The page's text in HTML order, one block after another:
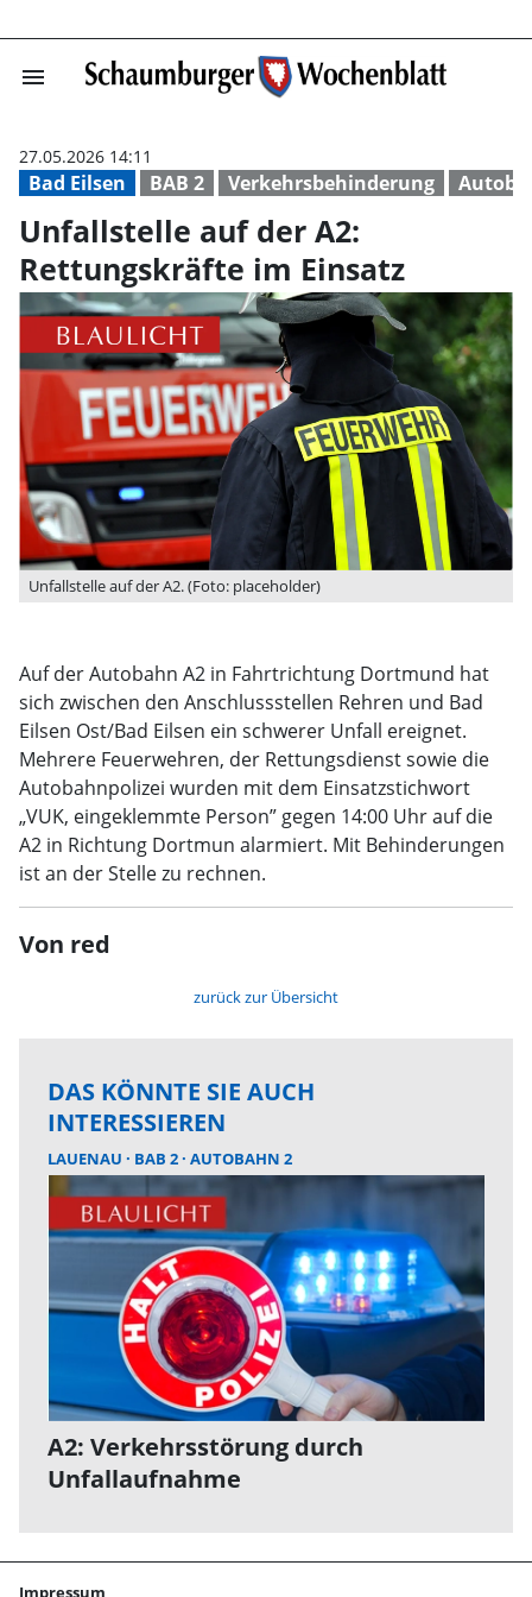
menu Unfallstelle auf
Bad Eilsen BAB 2 Verkehrsbehinderung
27.05.2026 14:11
Unfallstelle auf der A2:
Rettungskräfte im Einsatz
Unfallstelle auf der A2. (Foto: placeholder)
Auf der Autobahn A2 in Fahrtrichtung Dortmund hat
sich zwischen den Anschlussstellen Rehren und Bad
Eilsen Ost/Bad Eilsen ein schwerer Unfall ereignet.
Mehrere Feuerwehren, der Rettungsdienst sowie die
Autobahnpolizei wurden mit dem Einsatzstichwort
„VUK, eingeklemmte Person” gegen 14:00 Uhr auf die
A2 in Richtung Dortmun alarmiert. Mit Behinderungen
ist an der Stelle zu rechnen.
Von red
zurück zur Übersicht
DAS KÖNNTE SIE AUCH
INTERESSIEREN
LAUENAU BAB 2 AUTOBAHN 2
A2: Verkehrsstörung durch
Unfallaufnahme
Impressum